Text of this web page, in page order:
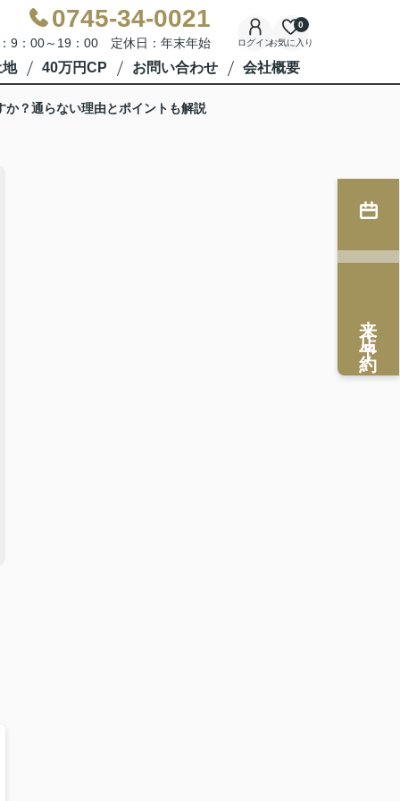
0745-34-0021
9：00～19：00 定休日：年末年始 ログインお気に入り
0
地 40万円CP お問い合わせ 会社概要
？通らない理由とポイントも解説
来店予約